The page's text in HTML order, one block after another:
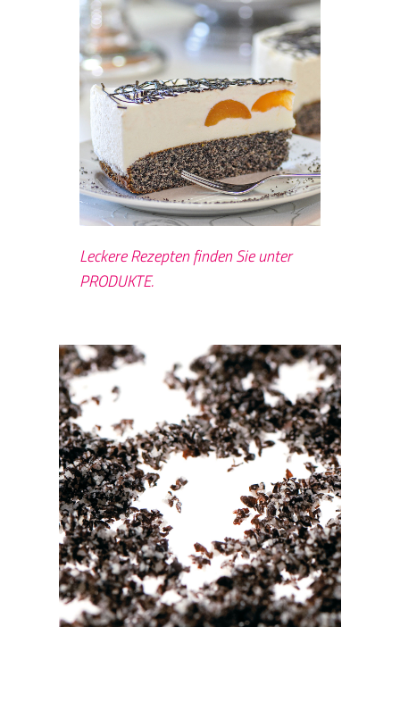
Leckere Rezepten finden Sie unter
PRODUKTE.